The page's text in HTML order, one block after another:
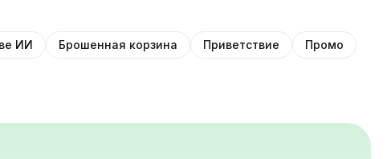
ИИ Брошенная корзина Приветствие Промо